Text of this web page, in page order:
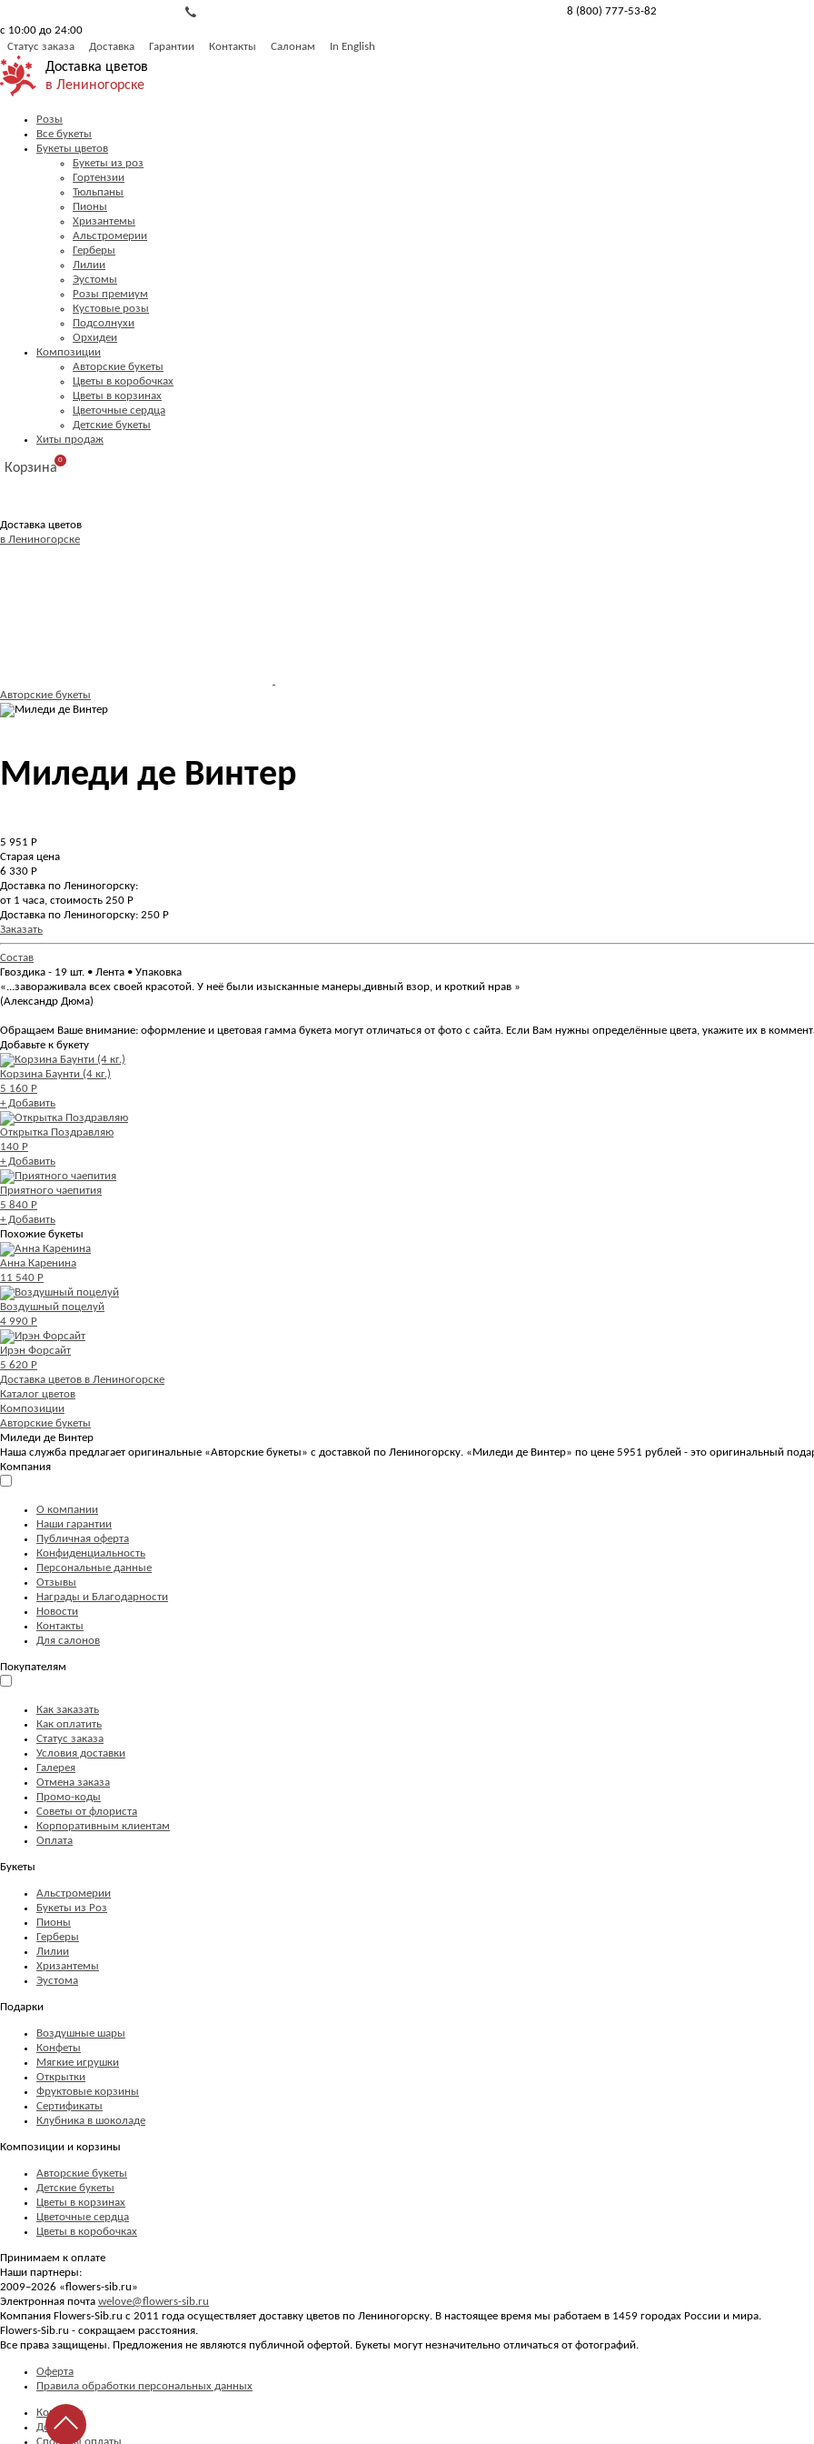
8 (800) 777-53-82
с 10:00 до 24:00
Статус заказа
Доставка Гарантии Контакты Салонам In English
Доставка цветов
в Лениногорске
Розы
Все букеты
Букеты цветов
Букеты из роз
Гортензии
Тюльпаны
Пионы
Хризантемы
Альстромерии
Герберы
Лилии
Эустомы
Розы премиум
Кустовые розы
Подсолнухи
Орхидеи
Композиции
Авторские букеты
Цветы в коробочках
Цветы в корзинах
Цветочные сердца
Детские букеты
Хиты продаж
Корзина
0
Доставка цветов
в Лениногорске
Авторские букеты
Миледи де Винтер
5 951 Р
Старая цена
6 330 Р
Доставка по Лениногорску:
от 1 часа, стоимость 250 Р
Доставка по Лениногорску: 250 Р
Заказать
Состав
Гвоздика - 19 шт. • Лента • Упаковка
«...завораживала всех своей красотой. У неё были изысканные манеры,дивный взор, и кроткий нрав »
(Александр Дюма)
Обращаем Ваше внимание: оформление и цветовая гамма букета могут отличаться от фото с сайта. Если Вам нужны определённые цвета, укажите их в
Добавьте к букету
Корзина Баунти (4 кг.)
5 160 Р
+ Добавить
Открытка Поздравляю
140 Р
+ Добавить
Приятного чаепития
5 840 Р
+ Добавить
Похожие букеты
Анна Каренина
11 540 Р
Воздушный поцелуй
4 990 Р
Ирэн Форсайт
5 620 Р
Доставка цветов в Лениногорске
Каталог цветов
Композиции
Авторские букеты
Миледи де Винтер
Наша служба предлагает оригинальные «Авторские букеты» с доставкой по Лениногорску. «Миледи де Винтер» по цене 5951 рублей - это оригинальный
Компания
О компании
Наши гарантии
Публичная оферта
Конфиденциальность
Персональные данные
Отзывы
Награды и Благодарности
Новости
Контакты
Для салонов
Покупателям
Как заказать
Как оплатить
Статус заказа
Условия доставки
Галерея
Отмена заказа
Промо-коды
Советы от флориста
Корпоративным клиентам
Оплата
Букеты
Альстромерии
Букеты из Роз
Пионы
Герберы
Лилии
Хризантемы
Эустома
Подарки
Воздушные шары
Конфеты
Мягкие игрушки
Открытки
Фруктовые корзины
Сертификаты
Клубника в шоколаде
Композиции и корзины
Авторские букеты
Детские букеты
Цветы в корзинах
Цветочные сердца
Цветы в коробочках
Принимаем к оплате
Наши партнеры:
2009–2026 «flowers-sib.ru»
Электронная почта welove@flowers-sib.ru
Компания Flowers-Sib.ru с 2011 года осуществляет доставку цветов по Лениногорску. В настоящее время мы работаем в 1459 городах России и мира.
Flowers-Sib.ru - сокращаем расстояния.
Все права защищены. Предложения не являются публичной офертой. Букеты могут незначительно отличаться от фотографий.
Оферта
Правила обработки персональных данных
Контакты
Доставка
Способы оплаты